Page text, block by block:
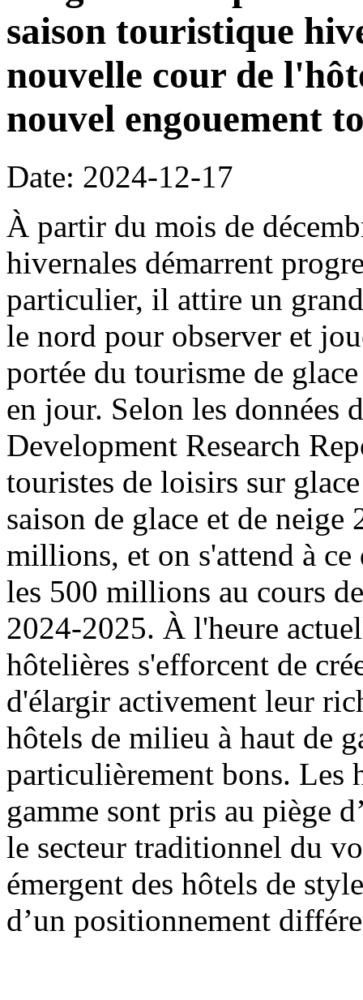
saison touristique
nouvelle cour de
nouvel engouement
Date: 2024-12-17
À partir du mois de
hivernales démarrent
particulier, il attire un
le nord pour observer et
portée du tourisme de
en jour. Selon les données
Development Research
touristes de loisirs sur
saison de glace et de neige
millions, et on s'attend à ce
les 500 millions au cours
2024-2025. À l'heure
hôtelières s'efforcent de
d'élargir activement leur
hôtels de milieu à haut de
particulièrement bons. Les
gamme sont pris au piège
le secteur traditionnel du
émergent des hôtels de
d’un positionnement